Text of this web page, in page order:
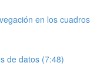
en los cuadros
de datos (7:48)